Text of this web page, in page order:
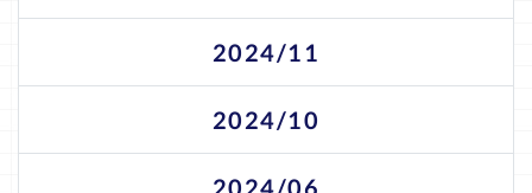
2024/11
2024/10
2024/06